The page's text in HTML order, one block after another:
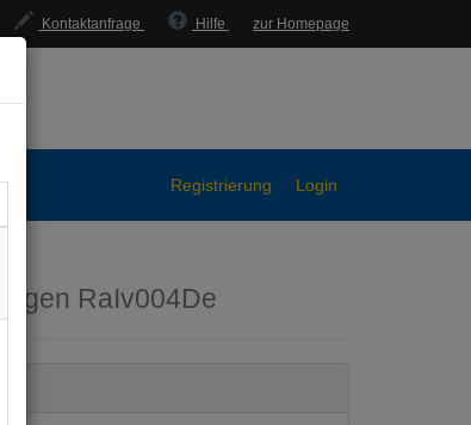
Kontaktanfrage Hilfe zur Homepage
Registrierung Login
RaIv004De